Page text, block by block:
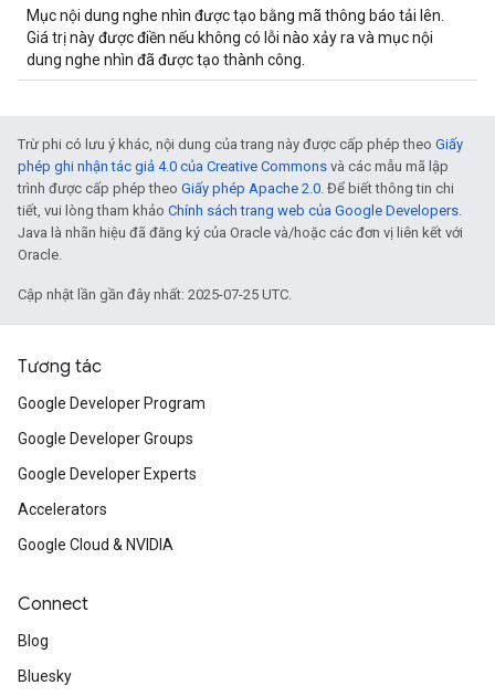
Mục nội dung nghe nhìn được tạo bằng mã thông báo tải lên.
Giá trị này được điền nếu không có lỗi nào xảy ra và mục nội
dung nghe nhìn đã được tạo thành công.
Trừ phi có lưu ý khác, nội dung của trang này được cấp phép theo Giấy
phép ghi nhận tác giả 4.0 của Creative Commons và các mẫu mã lập
trình được cấp phép theo Giấy phép Apache 2.0. Để biết thông tin chi
tiết, vui lòng tham khảo Chính sách trang web của Google Developers.
Java là nhãn hiệu đã đăng ký của Oracle và/hoặc các đơn vị liên kết với
Oracle.
Cập nhật lần gần đây nhất: 2025-07-25 UTC.
Tương tác
Google Developer Program
Google Developer Groups
Google Developer Experts
Accelerators
Google Cloud & NVIDIA
Connect
Blog
Bluesky